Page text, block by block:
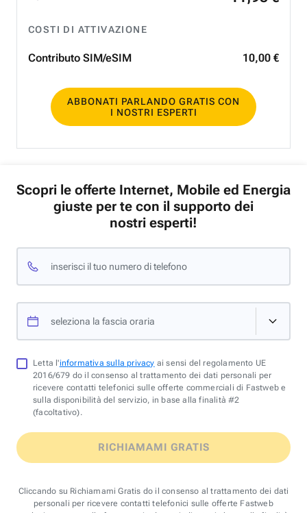
COSTI DI ATTIVAZIONE
Contributo SIM/eSIM 10,00 €
ABBONATI PARLANDO GRATIS CON
I NOSTRI ESPERTI
Scopri le offerte Internet, Mobile ed Energia
giuste per te con il supporto dei
nostri esperti!
inserisci il tuo numero di telefono
seleziona la fascia oraria
Letta l'informativa sulla privacy ai sensi del regolamento UE
2016/679 do il consenso al trattamento dei dati personali per
ricevere contatti telefonici sulle offerte commerciali di Fastweb e
sulla disponibilità del servizio, in base alla finalità #2
(facoltativo).
RICHIAMAMI GRATIS
Cliccando su Richiamami Gratis do il consenso al trattamento dei dati
personali per ricevere contatti telefonici sulle offerte Fastweb